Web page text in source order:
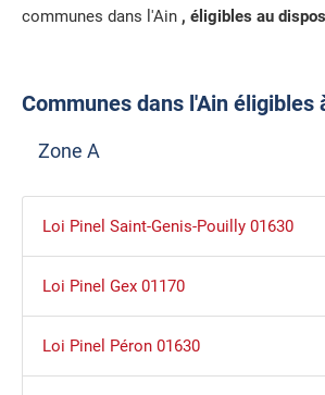
communes dans l'Ain , éligibles au
Communes dans l'Ain éligibles
Zone A
Loi Pinel Saint-Genis-Pouilly 01630
Loi Pinel Gex 01170
Loi Pinel Péron 01630